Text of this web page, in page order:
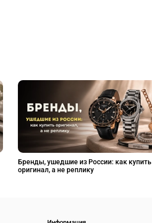
Бренды, ушедшие из России: как купить
оригинал, а не реплику